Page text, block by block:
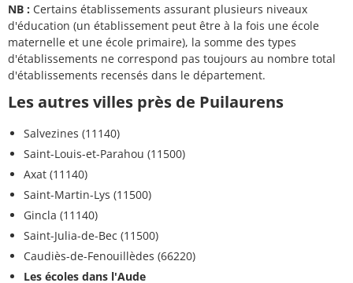
NB : Certains établissements assurant plusieurs niveaux
d'éducation (un établissement peut être à la fois une école
maternelle et une école primaire), la somme des types
d'établissements ne correspond pas toujours au nombre total
d'établissements recensés dans le département.
Les autres villes près de Puilaurens
Salvezines (11140)
Saint-Louis-et-Parahou (11500)
Axat (11140)
Saint-Martin-Lys (11500)
Gincla (11140)
Saint-Julia-de-Bec (11500)
Caudiès-de-Fenouillèdes (66220)
Les écoles dans l'Aude